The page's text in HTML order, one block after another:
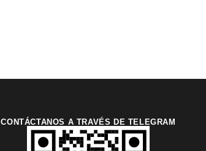
CONTÁCTANOS A TRAVÉS DE TELEGRAM